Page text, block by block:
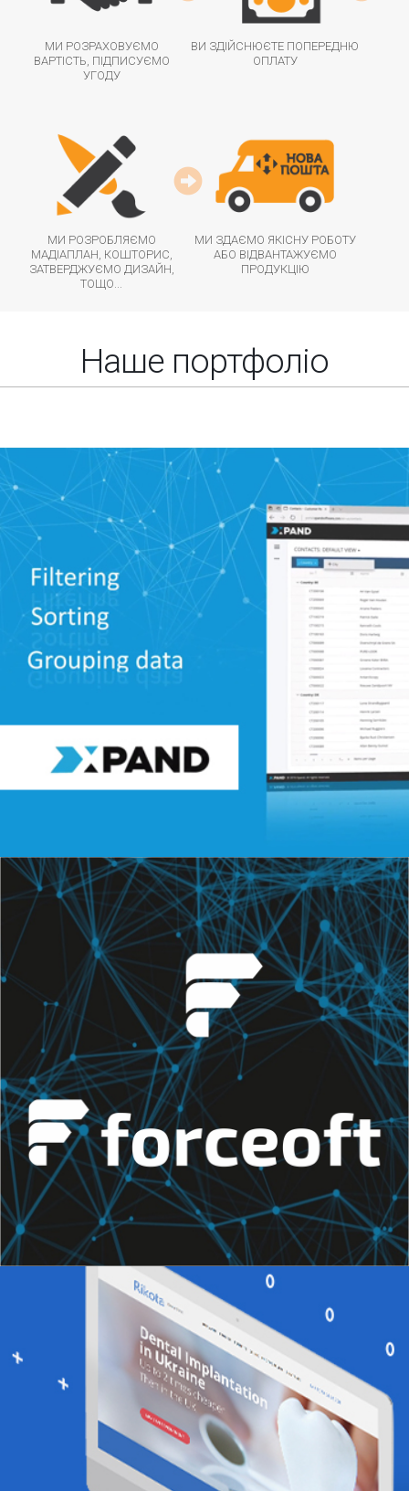
МИ РОЗРАХОВУЄМО
ВАРТІСТЬ, ПІДПИСУЄМО
УГОДУ
ВИ ЗДІЙСНЮЄТЕ ПОПЕРЕДНЮ
ОПЛАТУ
МИ РОЗРОБЛЯЄМО
МАДІАПЛАН, КОШТОРИС,
ЗАТВЕРДЖУЄМО ДИЗАЙН,
ТОЩО...
МИ ЗДАЄМО ЯКІСНУ РОБОТУ
АБО ВІДВАНТАЖУЄМО
ПРОДУКЦІЮ
Наше портфоліо